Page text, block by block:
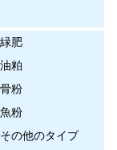
緑肥
油粕
骨粉
魚粉
その他のタイプ